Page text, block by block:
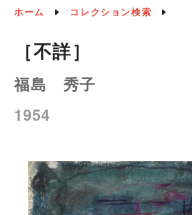
ホーム コレクション検索
［不詳］
福島 秀子
1954